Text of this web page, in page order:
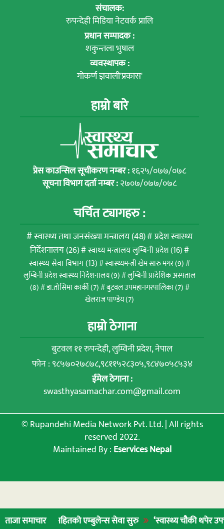
ताजा समाचारएम्बुलेन्स सेवा सुरु ‘स्वास्थ्य चौकी थपेर उपचार गर्नुभन्दा
संचालक:
रुपन्देही मिडिया नेटवर्क प्रालि
प्रधान सम्पादक :
शकुन्तला भुषाल
व्यवस्थापक :
गोकर्ण ज्ञवाली'प्रकास'
हाम्रो बारे
प्रेस काउन्सिल सूचीकरण नम्बर :१६२५/०७७/०७८
सूचना विभाग दर्ता नम्बर :२७०७/०७७/०७८
चर्चित ट्यागहरु :
स्वास्थ्य तथा जनसंख्या मन्त्रालय(48)
प्रदेश स्वास्थ्य
निर्देशनालय(26) स्वाथ्य मन्त्रालय लुम्बिनी प्रदेश(16)
स्वास्थ्य सेवा विभाग(13) स्वास्थ्यमन्त्री खेम सारु मगर(9)
लुम्बिनी प्रदेश स्वास्थ्य निर्देशनालय(9)
लुम्बिनी प्रादेशिक अस्पताल
(8)
डा.तोसिमा कार्की(7) बुटवल उपमहानगरपालिका(7)
खेलराज पाण्डेय(7)
हाम्रो ठेगाना
बुटवल ११ रुपन्देही, लुम्विनी प्रदेश, नेपाल
फोन : ९८५७०२७८७८,९८११५२८३०५,९८४७०५८५३४
ईमेल ठेगाना :
swasthyasamachar.com@gmail.com
© Rupandehi Media Network Pvt. Ltd. | All rights
reserved 2022.
Maintained By : Eservices Nepal